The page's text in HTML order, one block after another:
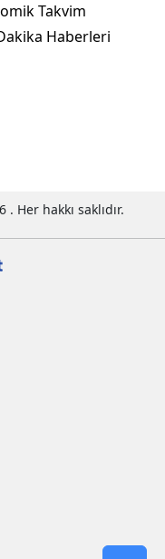
Takvim
Haberleri
Her hakkı saklıdır.